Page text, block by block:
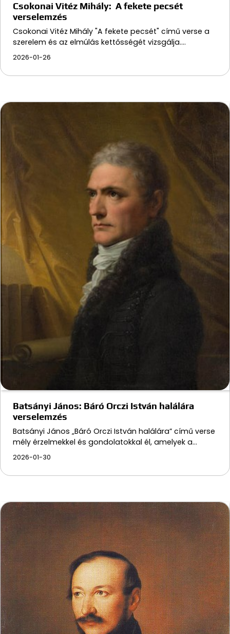
Csokonai Vitéz Mihály: A fekete pecsét
verselemzés
Csokonai Vitéz Mihály "A fekete pecsét" című verse a
szerelem és az elmúlás kettősségét vizsgálja.…
2026-01-26
Batsányi János: Báró Orczi István halálára
verselemzés
Batsányi János „Báró Orczi István halálára” című verse
mély érzelmekkel és gondolatokkal él, amelyek a…
2026-01-30